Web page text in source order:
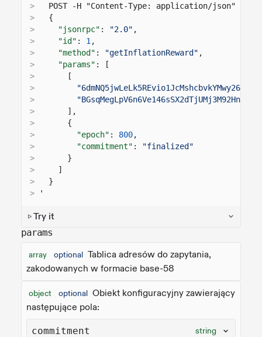
>
POST -H "Content-Type: application/json" -d
>
{
>
"jsonrpc" : "2.0" ,
>
"id" : 1 ,
>
"method" : "getInflationReward" ,
>
"params" : [
>
[
>
>
>
],
>
{
>
"epoch" : 800,
>
"commitment" :
"finalized"
>
}
>
]
>
}
>
'
Try it
params
array optional Tablica adresów do zapytania,
zakodowanych w formacie base-58
object optional Obiekt konfiguracyjny zawierający
następujące pola:
commitment string